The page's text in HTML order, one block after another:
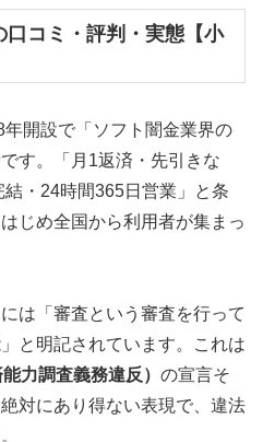
口コミ・評判・実態【小
開設で「ソフト闇金業界の
す。「月1返済・先引きな
・24時間365日営業」と条
じめ全国から利用者が集まっ
は「審査という審査を行って
と明記されています。これは
力調査義務違反） の宣言そ
対にあり得ない表現で、違法